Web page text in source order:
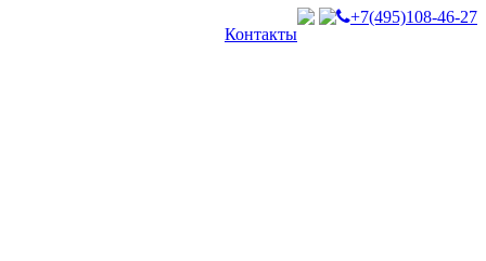
Контакты
+7(495)108-46-27